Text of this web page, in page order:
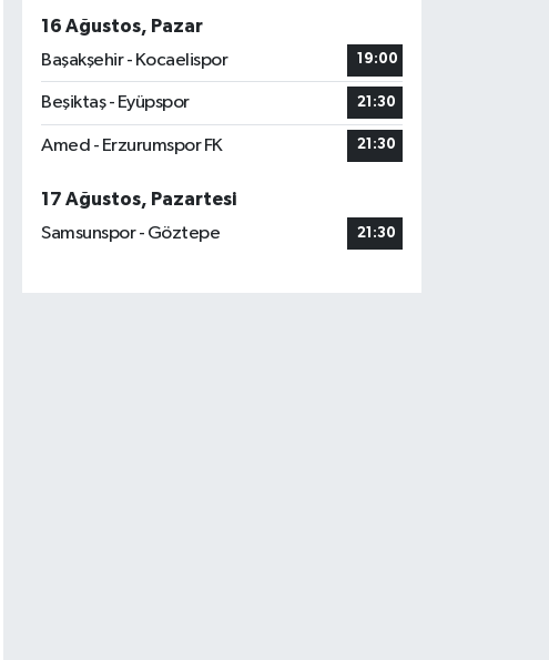
16 Ağustos, Pazar
Başakşehir - Kocaelispor
19:00
Beşiktaş - Eyüpspor 21:30
Amed - Erzurumspor FK 21:30
17 Ağustos, Pazartesi
Samsunspor - Göztepe
21:30